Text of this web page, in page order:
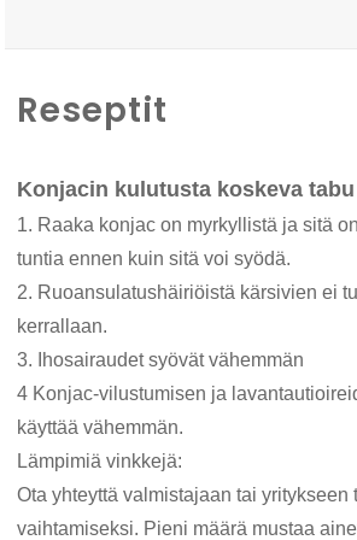
Reseptit
Konjacin kulutusta koskeva tabu
1. Raaka konjac on myrkyllistä ja sitä
tuntia ennen kuin sitä voi syödä.
2. Ruoansulatushäiriöistä kärsivien ei
kerrallaan.
3. Ihosairaudet syövät vähemmän
4 Konjac-vilustumisen ja
käyttää vähemmän.
Lämpimiä vinkkejä:
Ota yhteyttä valmistajaan tai yritykseen
vaihtamiseksi. Pieni määrä mustaa